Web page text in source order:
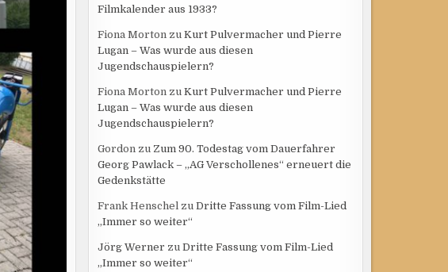
Filmkalender aus 1933?
Fiona Mortonzu Kurt Pulvermacher und Pierre
Lugan – Was wurde aus diesen
Jugendschauspielern?
Fiona Mortonzu Kurt Pulvermacher und Pierre
Lugan – Was wurde aus diesen
Jugendschauspielern?
Gordonzu Zum 90. Todestag vom Dauerfahrer
Georg Pawlack – „AG Verschollenes“ erneuert die
Gedenkstätte
Frank Henschelzu Dritte Fassung vom Film-Lied
„Immer so weiter“
Jörg Werner zu Dritte Fassung vom Film-Lied
„Immer so weiter“